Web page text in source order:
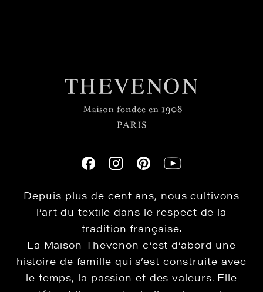
Depuis plus de cent ans, nous cultivons
l’art du textile dans le respect de la
tradition française.
La Maison Thevenon c’est d’abord une
histoire de famille qui s’est construite avec
le temps, la passion et des valeurs. Elle